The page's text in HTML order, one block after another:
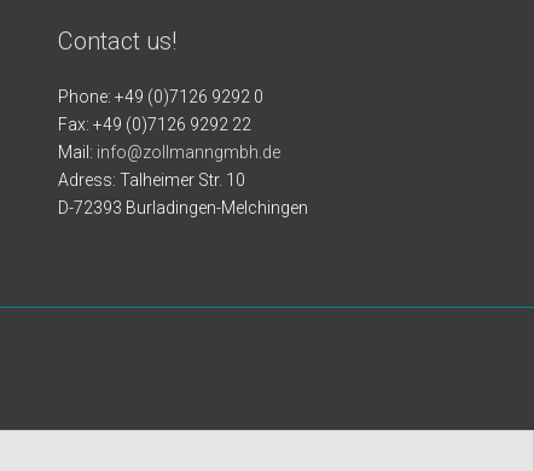
Contact us!
Phone: +49 (0)7126 9292 0
Fax: +49 (0)7126 9292 22
Mail: info@zollmanngmbh.de
Adress: Talheimer Str. 10
D-72393 Burladingen-Melchingen